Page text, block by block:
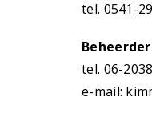
tel. 0541-
tel. 06-
e-mail: